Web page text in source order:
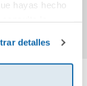
hayas hecho
detalles